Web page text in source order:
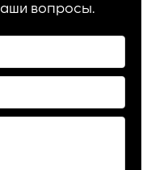
вопросы.